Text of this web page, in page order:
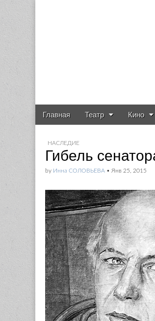
Газета о
Main menu
Skip to content
Главная Театр Кино
НАСЛЕДИЕ
Гибель
by Инна СОЛОВЬЕВА • Янв 25, 2015